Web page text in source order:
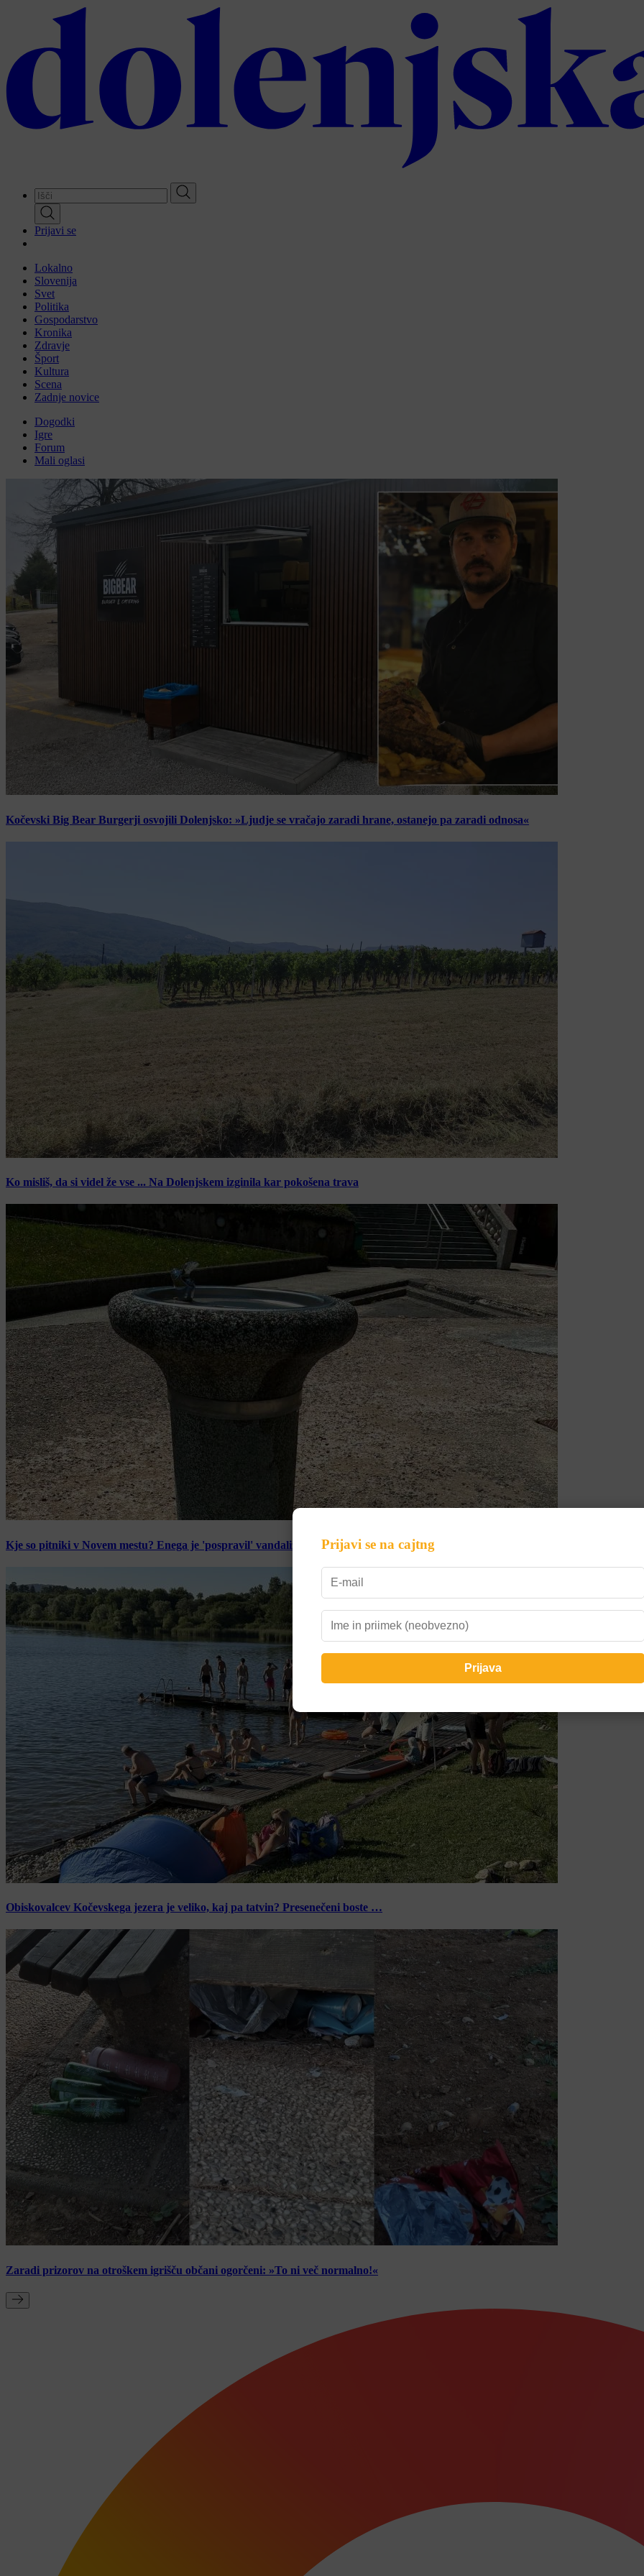
content
Prijavi se
Lokalno
Slovenija
Svet
Politika
Gospodarstvo
Kronika
Zdravje
Šport
Kultura
Scena
Zadnje novice
Dogodki
Igre
Forum
Mali oglasi
Kočevski Big Bear Burgerji osvojili Dolenjsko: »Ljudje se vračajo zaradi hrane, ostanejo pa zaradi odnosa«
Ko misliš, da si videl že vse ... Na Dolenjskem izginila kar pokošena trava
Kje so pitniki v Novem mestu? Enega je 'pospravil' vandalizem
Obiskovalcev Kočevskega jezera je veliko, kaj pa tatvin? Presenečeni boste …
Zaradi prizorov na otroškem igrišču občani ogorčeni: »To ni več normalno!«
Prijavi se na cajtng